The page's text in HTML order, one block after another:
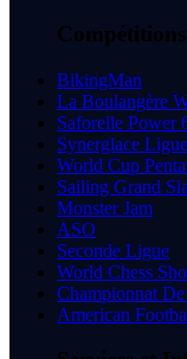
Compétitions
BikingMan
La Boulangère
Saforelle Power
Synerglace
World Cup
Sailing Grand
Monster Jam
ASO
Seconde Ligue
World Chess
Championnat
American